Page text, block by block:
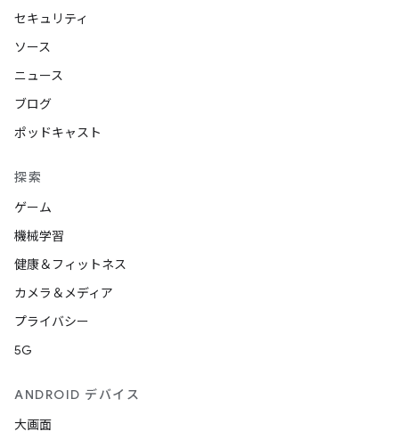
セキュリティ
ソース
ニュース
ブログ
ポッドキャスト
探索
ゲーム
機械学習
健康＆フィットネス
カメラ＆メディア
プライバシー
5G
ANDROID デバイス
大画面